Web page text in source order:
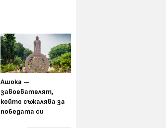
Ашока —
завоевателят,
който съжалява за
победата си